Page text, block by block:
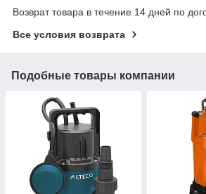
Возврат товара в течение 14 дней по
Все условия возврата
Подобные товары компании